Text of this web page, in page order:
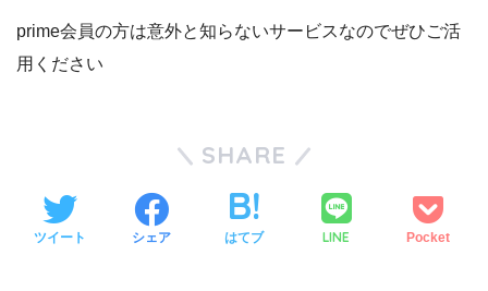
prime会員の方は意外と知らないサービスなのでぜひご活
用ください
SHARE
ツイート シェア はてブ LINE Pocket